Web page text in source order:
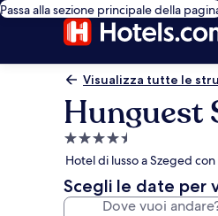
Passa alla sezione principale della
Visualizza tutte le
Hunguest
Struttura
a
4.5
stelle
Hotel di lusso a Szeged
Scegli le date per
Dove vuoi